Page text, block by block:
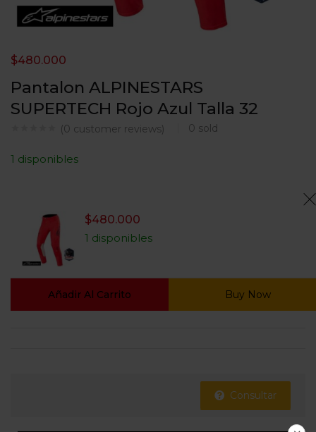
Pantalon ALPINESTARS
SUPERTECH Rojo Azul Talla 32
(0 customer reviews) 0 sold
$480.000
1 disponibles
$480.000
1 disponibles
Añadir Al Carrito Buy Now
Consultar